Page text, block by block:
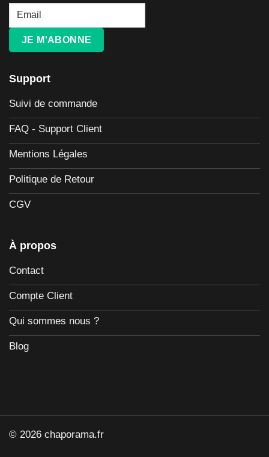
JE M'ABONNE
Support
Suivi de commande
FAQ - Support Client
Mentions Légales
Politique de Retour
CGV
À propos
Contact
Compte Client
Qui sommes nous ?
Blog
© 2026 chaporama.fr